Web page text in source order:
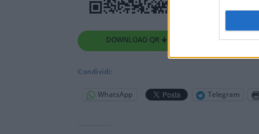
DOWNLOAD QR 🠋
Condividi:
WhatsApp Telegram